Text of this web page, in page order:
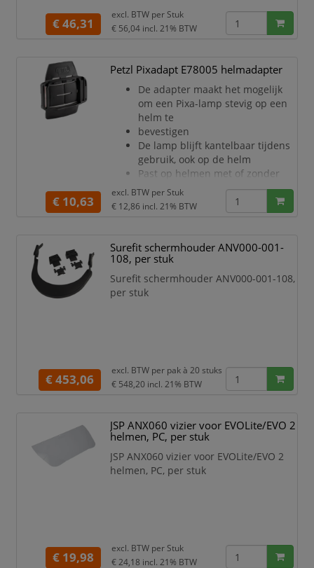
Het vizier kan weggeklapt worden
bovenaan de helm om snel te
tussen werk en opbergpositie
Antidamp en antikrascoating
Gewicht: 65 gram
€ 46,31
excl. BTW per Stuk
€ 56,04 incl. 21% BTW
Petzl Pixadapt E78005 helmadapter
De adapter maakt het mogelijk
om een Pixa-lamp stevig op een
helm te
bevestigen
De lamp blijft kantelbaar tijdens
gebruik, ook op de helm
Past op helmen met of zonder
vizier, vooral van het merk Petzl
Door het lage gewicht merk je
nauwelijks dat hij op de helm zit
onderdelen losraken
€ 10,63
excl. BTW per Stuk
€ 12,86 incl. 21% BTW
Surefit schermhouder ANV000-001-
108, per stuk
Surefit schermhouder ANV000-001-108,
per stuk
€ 453,06
excl. BTW per pak à 20 stuks
€ 548,20 incl. 21% BTW
JSP ANX060 vizier voor EVOLite/EVO 2
helmen, PC, per stuk
JSP ANX060 vizier voor EVOLite/EVO 2
helmen, PC, per stuk
€ 19,98
excl. BTW per Stuk
€ 24,18 incl. 21% BTW